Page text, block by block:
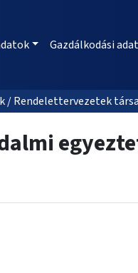
Gazdálkodási
/ Rendelettervezetek